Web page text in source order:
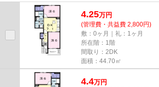
れているので、衣類や日用品...
4.25万円
(管理費・共益費 2,800円)
敷：0ヶ月｜礼：1ヶ月
所在階：1階
間取り：2DK
面積：44.70㎡
4.4万円